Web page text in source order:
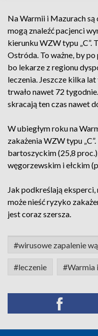
Na Warmii i Mazurach
mogą znaleźć pacjenci
kierunku WZW typu „C”.
Ostróda. To ważne, by
bo lekarze z regionu
leczenia. Jeszcze kilka
trwało nawet 72
skracają ten czas nawet
W ubiegłym roku na
zakażenia WZW typu
bartoszyckim (25,8
węgorzewskim i ełckim
Jak podkreślają
może nieść ryzyko
jest coraz szersza.
#wirusowe zapalenie
#leczenie #Warmia